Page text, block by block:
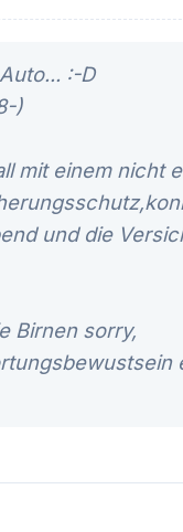
:-D
)
mit einem nicht
und die
Birnen sorry,